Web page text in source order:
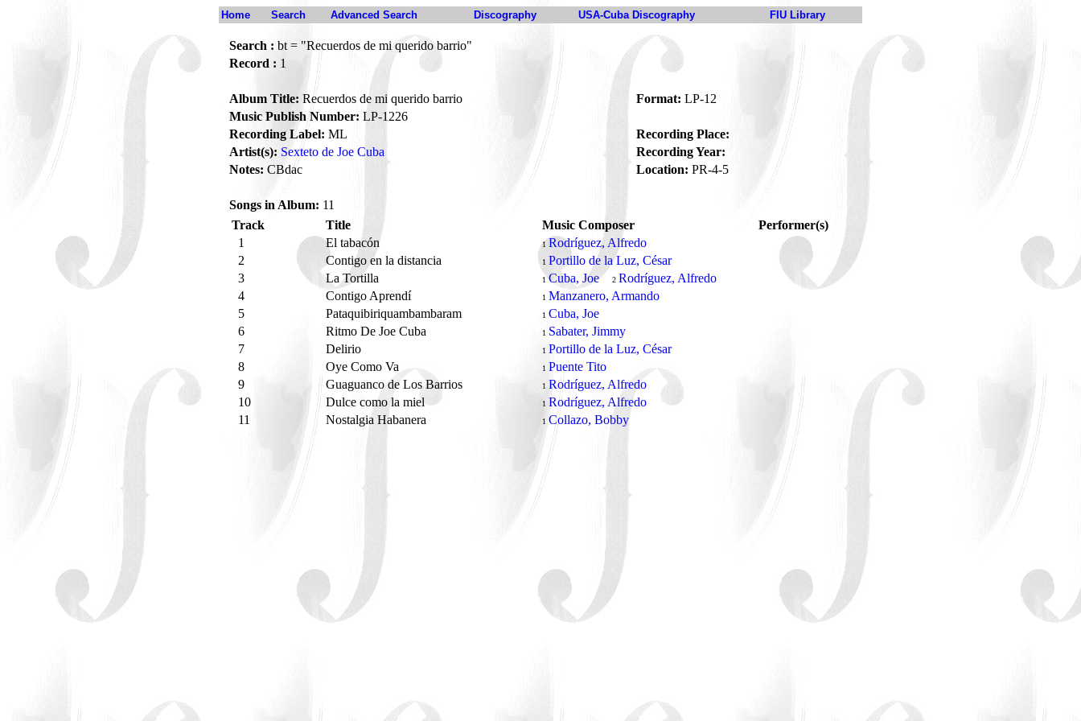
Home Search Advanced Search Discography USA-Cuba Discography FIU Library
Search : bt = "Recuerdos de mi querido barrio"
Record : 1
Album Title: Recuerdos de mi querido barrio Format: LP-12
Music Publish Number: LP-1226
Recording Label: ML
Recording Place:
Artist(s): Sexteto de Joe Cuba
Recording Year:
Notes: CBdac Location: PR-4-5
Songs in Album: 11
Track
Title Music Composer
Performer(s)
1
El tabacón 1 Rodríguez, Alfredo
2
Contigo en la distancia 1 Portillo de la Luz, César
3
La Tortilla 1Cuba, Joe 2 Rodríguez, Alfredo
4
Contigo Aprendí 1 Manzanero, Armando
5
Pataquibiriquambambaram 1 Cuba, Joe
6
Ritmo De Joe Cuba 1 Sabater, Jimmy
7
Delirio 1 Portillo de la Luz, César
8
Oye Como Va 1 Puente Tito
9
Guaguanco de Los Barrios 1 Rodríguez, Alfredo
10
Dulce como la miel 1 Rodríguez, Alfredo
11
Nostalgia Habanera 1 Collazo, Bobby